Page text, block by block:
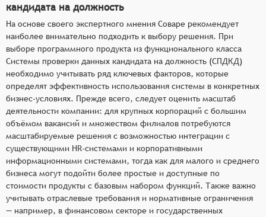
кандидата на должность
На основе своего экспертного мнения Соваре рекомендует
наиболее внимательно подходить к выбору решения. При
выборе программного продукта из функционального класса
Системы проверки данных кандидата на должность (СПДКД)
необходимо учитывать ряд ключевых факторов, которые
определят эффективность использования системы в конкретных
бизнес-условиях. Прежде всего, следует оценить масштаб
деятельности компании: для крупных корпораций с большим
объёмом вакансий и множеством филиалов потребуются
масштабируемые решения с возможностью интеграции с
существующими HR-системами и корпоративными
информационными системами, тогда как для малого и среднего
бизнеса могут подойти более простые и доступные по
стоимости продукты с базовым набором функций. Также важно
учитывать отраслевые требования и нормативные ограничения
— например, в финансовом секторе и государственных